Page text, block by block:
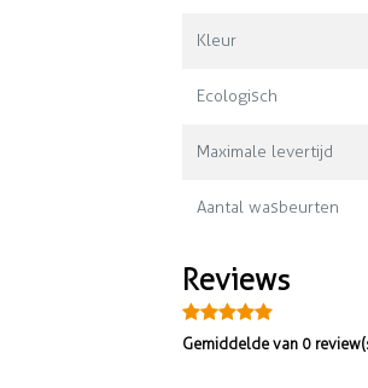
Kleur
Ecologisch
Maximale levertijd
Aantal wasbeurten
Reviews
Gemiddelde van 0